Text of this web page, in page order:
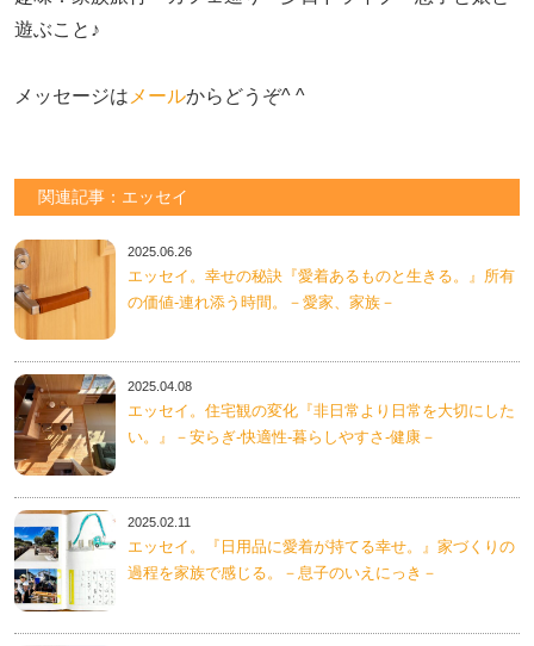
遊ぶこと♪
メッセージは メールからどうぞ^ ^
関連記事：エッセイ
2025.06.26
エッセイ。幸せの秘訣『愛着あるものと生きる。』所有
の価値-連れ添う時間。－愛家、家族－
2025.04.08
エッセイ。住宅観の変化『非日常より日常を大切にした
い。』－安らぎ-快適性-暮らしやすさ-健康－
2025.02.11
エッセイ。『日用品に愛着が持てる幸せ。』家づくりの
過程を家族で感じる。－息子のいえにっき－